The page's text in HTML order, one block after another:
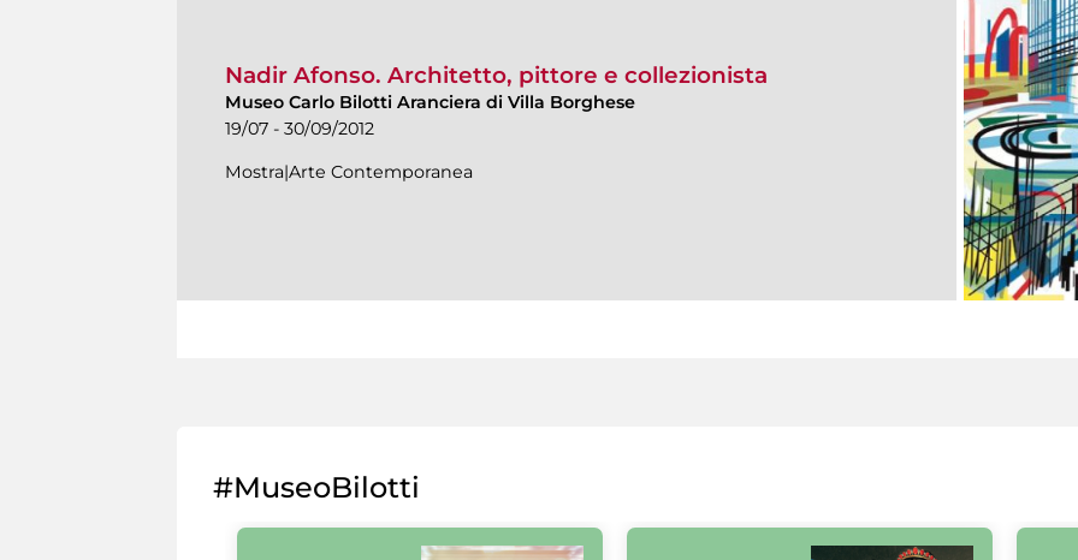
Nadir Afonso. Architetto, pittore e collezionista
Museo Carlo Bilotti Aranciera di Villa Borghese
19/07 - 30/09/2012
Mostra|Arte Contemporanea
#MuseoBilotti